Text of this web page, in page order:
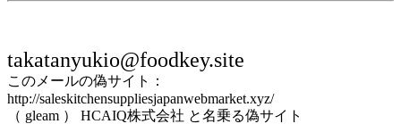
takatanyukio@foodkey.site
このメールの偽サイト：
http://saleskitchensuppliesjapanwebmarket.xyz/
（ gleam ） HCAIQ株式会社 と名乗る偽サイト